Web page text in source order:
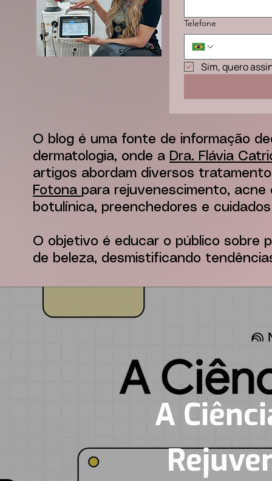
Telefone
Sim, quero
O blog é uma fonte de informação
dermatologia, onde a Dra. Flávia
artigos abordam diversos
Fotona para rejuvenescimento,
botulínica, preenchedores e
O objetivo é educar o público sobre
de beleza, desmistificando
A